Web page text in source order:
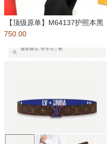
【顶级原单】M64137护照本黑
色??此款经典LV护照套以U
750.00